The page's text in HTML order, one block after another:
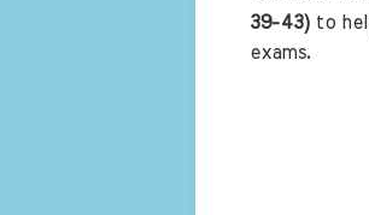
39-43) to
exams.